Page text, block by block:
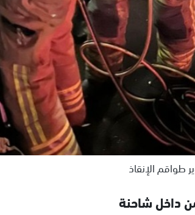
طواقم الإنقاذ
داخل شاحنة